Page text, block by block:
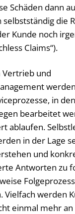
Schäden dann
selbstständig die
Kunde noch
Claims“).
Vertrieb und
in
bearbeitet
ablaufen.
in der Lage
und
Antworten zu
Vielfach werden
einmal mehr an